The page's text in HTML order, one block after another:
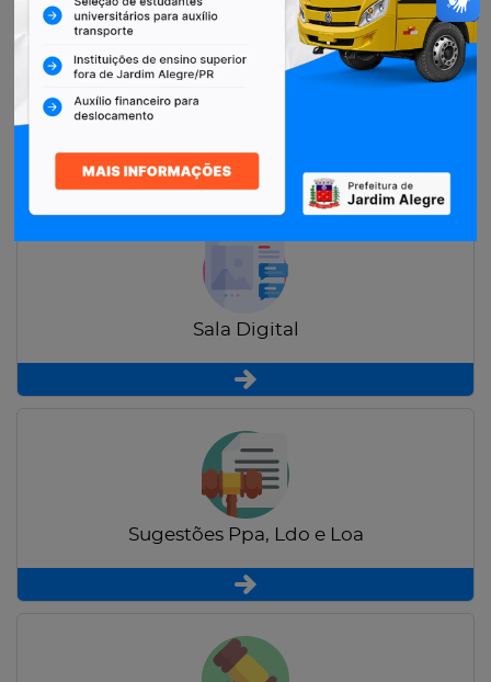
Restituição de Contribuintes
Sala Digital
Sugestões Ppa, Ldo e Loa